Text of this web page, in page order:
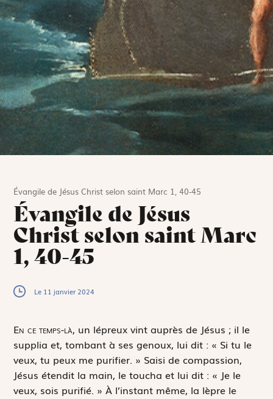
Évangile de Jésus Christ selon saint Marc 1, 40-45
Évangile de Jésus
Christ selon saint Marc
1, 40-45
Le 11 janvier 2024
En ce temps-là, un lépreux vint auprès de Jésus ; il le
supplia et, tombant à ses genoux, lui dit : « Si tu le
veux, tu peux me purifier. » Saisi de compassion,
Jésus étendit la main, le toucha et lui dit : « Je le
veux, sois purifié. » À l’instant même, la lèpre le